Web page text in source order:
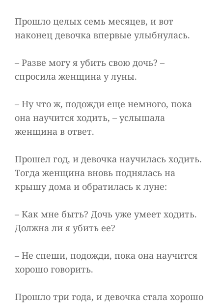
Прошло целых семь месяцев, и вот
наконец девочка впервые улыбнулась.
– Разве могу я убить свою дочь? –
спросила женщина у луны.
– Ну что ж, подожди еще немного, пока
она научится ходить, – услышала
женщина в ответ.
Прошел год, и девочка научилась ходить.
Тогда женщина вновь поднялась на
крышу дома и обратилась к луне:
– Как мне быть? Дочь уже умеет ходить.
Должна ли я убить ее?
– Не спеши, подожди, пока она научится
хорошо говорить.
Прошло три года, и девочка стала хорошо